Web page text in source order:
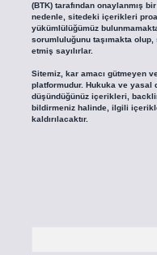
(BTK) tarafından onaylanmış
nedenle, sitedeki içerikleri
yükümlülüğümüz
sorumluluğunu taşımakta
etmiş sayılırlar.
Sitemiz, kar amacı gütmeyen
platformudur. Hukuka ve yasal
düşündüğünüz içerikleri,
bildirmeniz halinde, ilgili
kaldırılacaktır.